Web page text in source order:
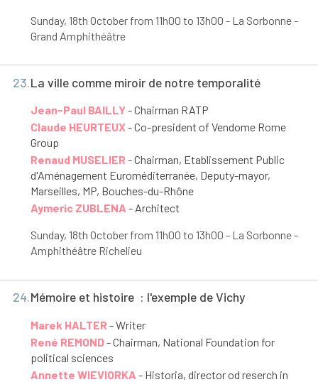
Sunday, 18th October from 11h00 to 13h00 - La Sorbonne -
Grand Amphithéâtre
23.La ville comme miroir de notre temporalité
Jean-Paul BAILLY- Chairman RATP
Claude HEURTEUX- Co-president of Vendome Rome
Group
Renaud MUSELIER- Chairman, Etablissement Public
d'Aménagement Euroméditerranée, Deputy-mayor,
Marseilles, MP, Bouches-du-Rhône
Aymeric ZUBLENA - Architect
Sunday, 18th October from 11h00 to 13h00 - La Sorbonne -
Amphithéâtre Richelieu
24.Mémoire et histoire : l'exemple de Vichy
Marek HALTER- Writer
René REMOND- Chairman, National Foundation for
political sciences
Annette WIEVIORKA - Historia, director od reserch in